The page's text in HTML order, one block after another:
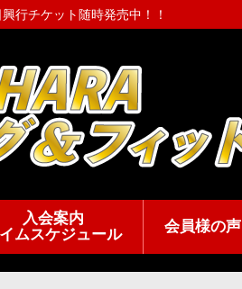
行チケット随時発売中！！
入会案内
ムスケジュール
会員様の声